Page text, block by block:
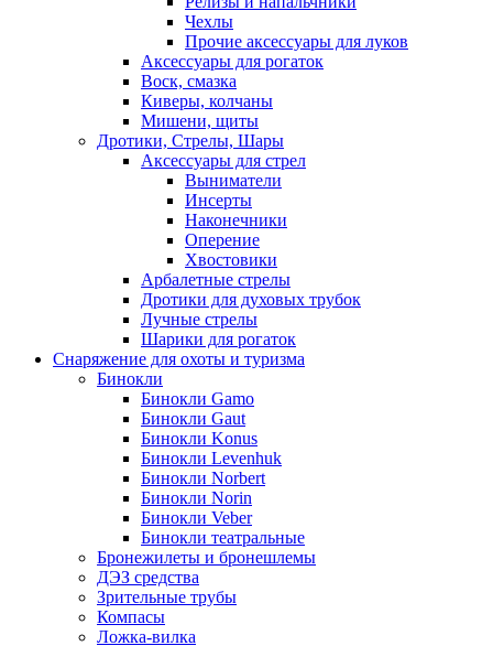
Чехлы
Прочие аксессуары для луков
Аксессуары для рогаток
Воск, смазка
Киверы, колчаны
Мишени, щиты
Дротики, Стрелы, Шары
Аксессуары для стрел
Выниматели
Инсерты
Наконечники
Оперение
Хвостовики
Арбалетные стрелы
Дротики для духовых трубок
Лучные стрелы
Шарики для рогаток
Снаряжение для охоты и туризма
Бинокли
Бинокли Gamo
Бинокли Gaut
Бинокли Konus
Бинокли Levenhuk
Бинокли Norbert
Бинокли Norin
Бинокли Veber
Бинокли театральные
Бронежилеты и бронешлемы
ДЭЗ средства
Зрительные трубы
Компасы
Ложка-вилка